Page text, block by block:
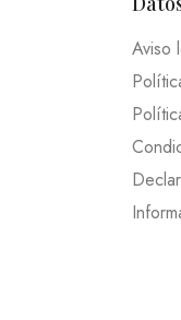
Aviso